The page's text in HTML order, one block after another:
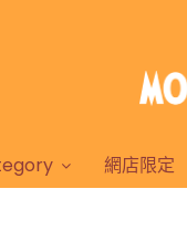
網店限定